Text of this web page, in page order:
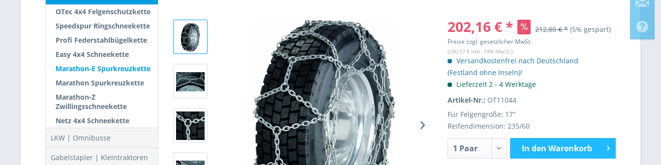
OTec 4x4 Felgenschutzkette
Speedspur Ringschneekette
Profi Federstahlbügelkette
Easy 4x4 Schneekette
Marathon-E Spurkreuzkette
Marathon Spurkreuzkette
Marathon-Z
Zwillingsschneekette
Netz 4x4 Schneekette
LKW | Omnibusse
Gabelstapler | Kleintraktoren
202,16 € * 212,80 € * (5% gespart)
Preise zzgl. gesetzlicher MwSt.
(240,57 € inkl. 19% MwSt.)
Versandkostenfrei nach Deutschland
(Festland ohne Inseln)!
Lieferzeit 2 - 4 Werktage
Artikel-Nr.: OT11044
Für Felgengröße: 17"
Reifendimension: 235/60
In den Warenkorb